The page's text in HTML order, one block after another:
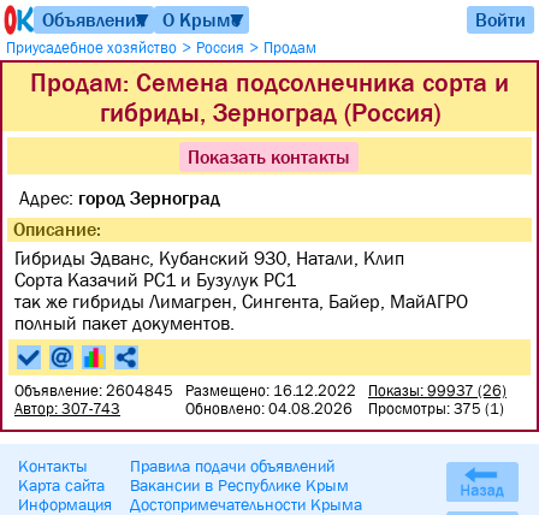
Объявления
▼ О Крыме
▼ Войти
Приусадебное хозяйство > Россия > Продам
Продам: Семена подсолнечника сорта и
гибриды, Зерноград (Россия)
Показать контакты
Адрес: город Зерноград
Описание:
Гибриды Эдванс, Кубанский 930, Натали, Клип
Сорта Казачий РС1 и Бузулук РС1
так же гибриды Лимагрен, Сингента, Байер, МайАГРО
полный пакет документов.
Объявление: 2604845
Автор: 307-743
Размещено: 16.12.2022
Обновлено: 04.08.2026
Показы: 99937 (26)
Просмотры: 375 (1)
Контакты
Карта сайта
Информация
Правила подачи объявлений
Вакансии в Республике Крым
Достопримечательности Крыма